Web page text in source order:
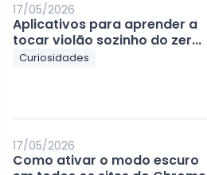
17/05/2026
Aplicativos para aprender a
tocar violão sozinho do zer...
Curiosidades
17/05/2026
Como ativar o modo escuro